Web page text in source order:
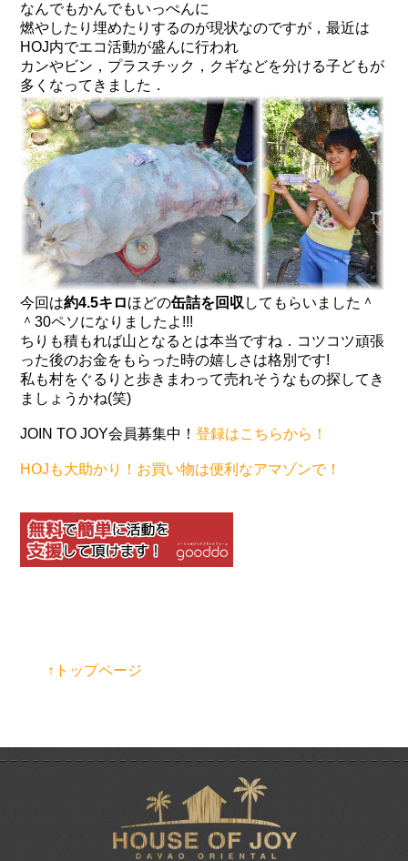
なんでもかんでもいっぺんに
燃やしたり埋めたりするのが現状なのですが，最近は
HOJ内でエコ活動が盛んに行われ
カンやビン，プラスチック，クギなどを分ける子どもが
多くなってきました．
今回は約4.5キロほどの缶詰を回収 してもらいました＾
＾30ペソになりましたよ!!!
ちりも積もれば山となるとは本当ですね．コツコツ頑張
った後のお金をもらった時の嬉しさは格別です!
私も村をぐるりと歩きまわって売れそうなもの探してき
ましょうかね(笑)
JOIN TO JOY会員募集中！登録はこちらから！
HOJも大助かり！お買い物は便利なアマゾンで！
↑トップページ